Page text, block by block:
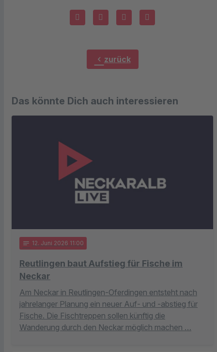
chevron_left zurück
Das könnte Dich auch interessieren
notes 12. Juni 2026 11:00
Reutlingen baut Aufstieg für Fische im
Neckar
Am Neckar in Reutlingen-Oferdingen entsteht nach
jahrelanger Planung ein neuer Auf- und -abstieg für
Fische. Die Fischtreppen sollen künftig die
Wanderung durch den Neckar möglich machen …